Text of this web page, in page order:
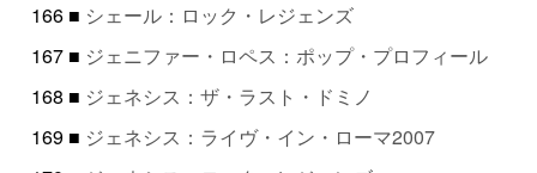
166 ■ シェール：ロック・レジェンズ
167 ■ ジェニファー・ロペス：ポップ・プロフィール
168 ■ ジェネシス：ザ・ラスト・ドミノ
169 ■ ジェネシス：ライヴ・イン・ローマ2007